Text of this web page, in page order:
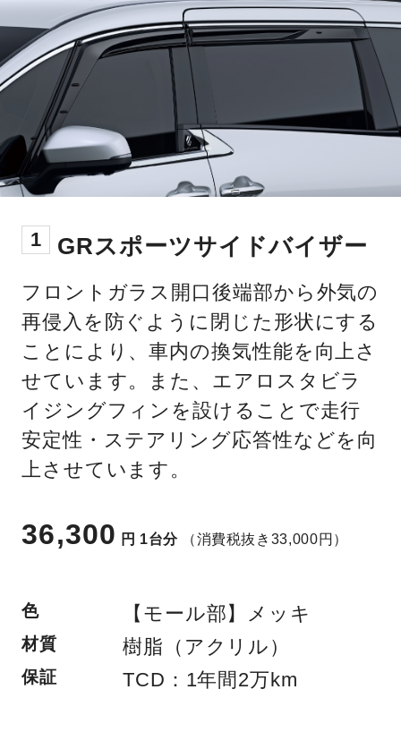
1 GRスポーツサイドバイザー
フロントガラス開口後端部から外気の
再侵入を防ぐように閉じた形状にする
ことにより、車内の換気性能を向上さ
せています。また、エアロスタビラ
イジングフィンを設けることで走行
安定性・ステアリング応答性などを向
上させています。
36,300 円 1台分 （消費税抜き33,000円）
色 【モール部】メッキ
材質 樹脂（アクリル）
保証 TCD：1年間2万km